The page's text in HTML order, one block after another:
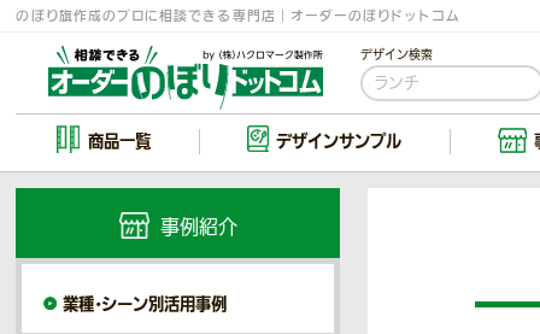
のぼり旗作成のプロに相談できる専門店｜オーダーのぼりドットコム
デザイン検索
商品一覧 デザインサンプル
事例紹介
業種・シーン別活用事例